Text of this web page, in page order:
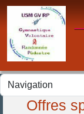
Offres
Panneau de